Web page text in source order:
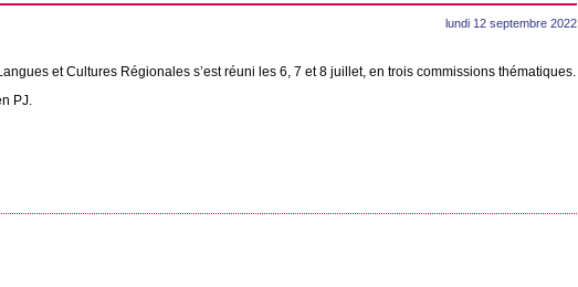
lundi 12 septembre 2022
et Cultures Régionales s’est réuni les 6, 7 et 8 juillet, en trois commissions thématiques.
PJ.